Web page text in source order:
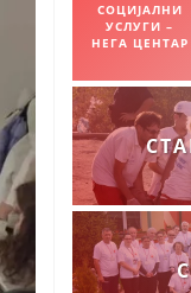
СОЦИЈАЛНИ
УСЛУГИ –
НЕГА ЦЕНТАР